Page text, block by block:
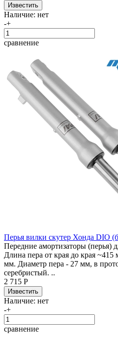
Наличие: нет
-+
сравнение
Перья вилки скутер Хонда DIO
Передние амортизаторы (перья)
Длина пера от края до края
мм. Диаметр пера - 27 мм, в
серебристый. ..
2 715 Р
Наличие: нет
-+
сравнение